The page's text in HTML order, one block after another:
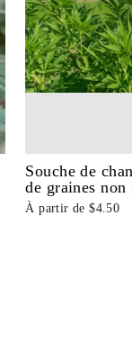
Souche de
de graines non
À partir de $4.50